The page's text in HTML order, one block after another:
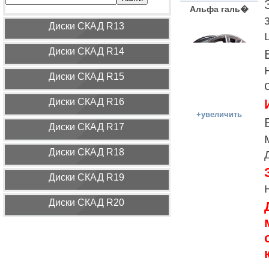
Диcки СКАД R13
Диcки СКАД R14
Диcки СКАД R15
Диcки СКАД R16
Диcки СКАД R17
Диcки СКАД R18
Диcки СКАД R19
Диcки СКАД R20
Альфа галь�
+увеличить